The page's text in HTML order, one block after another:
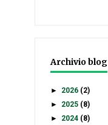
Archivio blog
► 2026 (2)
► 2025 (8)
► 2024 (8)